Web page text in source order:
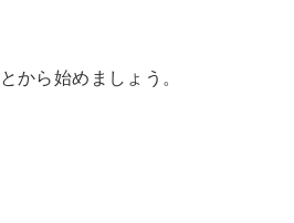
から始めましょう。